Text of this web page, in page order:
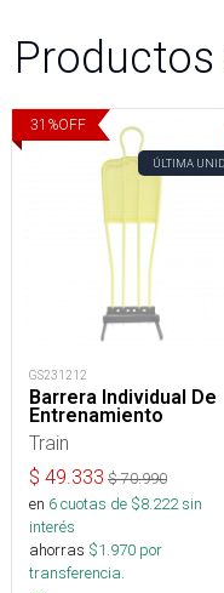
31 %OFF
ÚLTIMA
GS231212
Barrera Individual De
Entrenamiento
Train
$ 49.333 $70.990
en 6cuotas de $8.222sin
interés
ahorras $1.970 por
transferencia.